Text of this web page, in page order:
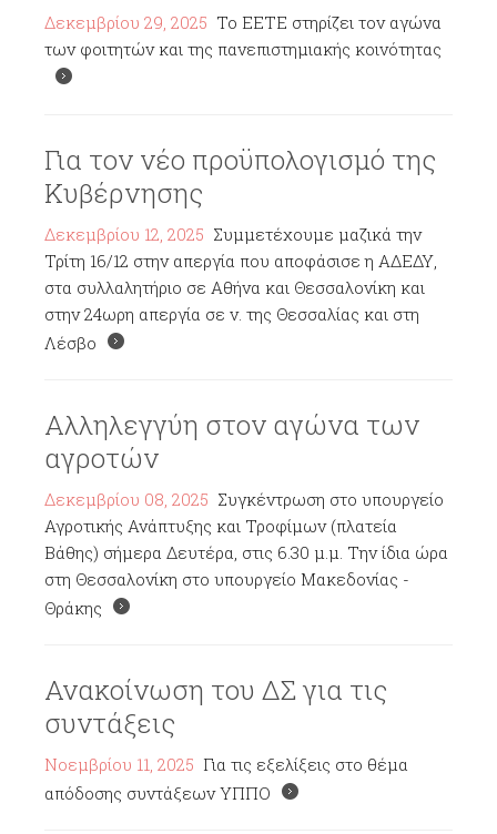
Δεκεμβρίου 29, 2025 Το ΕΕΤΕ στηρίζει τον αγώνα
των φοιτητών και της πανεπιστημιακής κοινότητας
Για τον νέο προϋπολογισμό της
Κυβέρνησης
Δεκεμβρίου 12, 2025 Συμμετέχουμε μαζικά την
Τρίτη 16/12 στην απεργία που αποφάσισε η ΑΔΕΔΥ,
στα συλλαλητήριο σε Αθήνα και Θεσσαλονίκη και
στην 24ωρη απεργία σε ν. της Θεσσαλίας και στη
Λέσβο
Αλληλεγγύη στον αγώνα των
αγροτών
Δεκεμβρίου 08, 2025 Συγκέντρωση στο υπουργείο
Αγροτικής Ανάπτυξης και Τροφίμων (πλατεία
Βάθης) σήμερα Δευτέρα, στις 6.30 μ.μ. Την ίδια ώρα
στη Θεσσαλονίκη στο υπουργείο Μακεδονίας -
Θράκης
Ανακοίνωση του ΔΣ για τις
συντάξεις
Νοεμβρίου 11, 2025 Για τις εξελίξεις στο θέμα
απόδοσης συντάξεων ΥΠΠΟ